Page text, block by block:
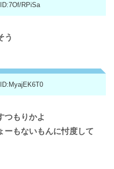
ID:7Of/RPiSa
う
ID:MyajEK6T0
つもりかよ
ーもないもんに忖度して